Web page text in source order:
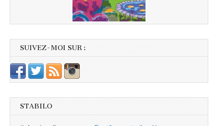
SUIVEZ-MOI SUR :
STABILO